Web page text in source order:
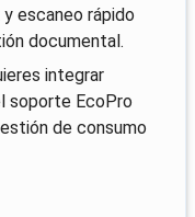
escaneo rápido
documental.
integrar
soporte EcoPro
de consumo